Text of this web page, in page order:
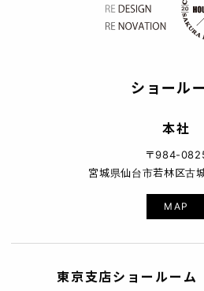
ショール
本社
〒984-
宮城県仙台市若林区古
MAP
東京支店ショールーム